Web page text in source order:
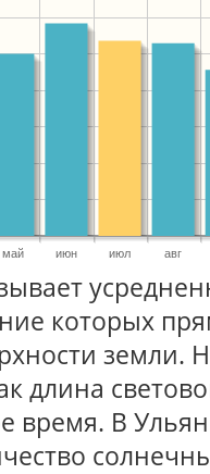
май июн июл авг
которых
земли.
длина
время. В